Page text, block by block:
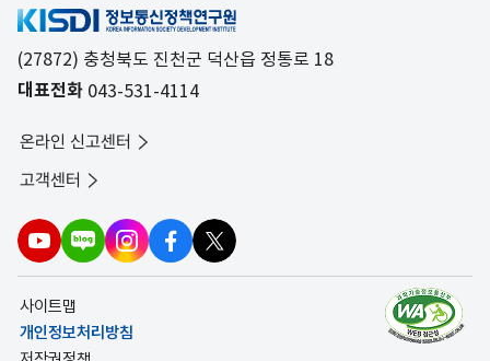
(27872) 충청북도 진천군 덕산읍 정통로 18
대표전화 043-531-4114
온라인 신고센터
고객센터
사이트맵
개인정보처리방침